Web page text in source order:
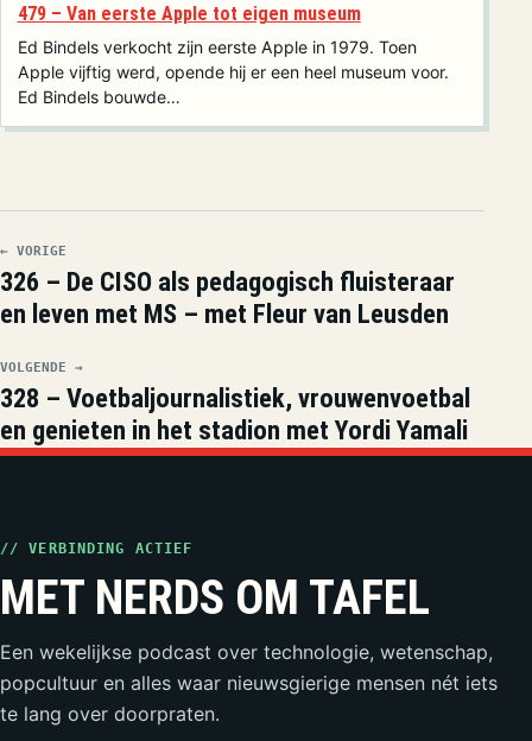
479 – Van eerste Apple tot eigen museum
Ed Bindels verkocht zijn eerste Apple in 1979. Toen
Apple vijftig werd, opende hij er een heel museum voor.
Ed Bindels bouwde…
← VORIGE
326 – De CISO als pedagogisch fluisteraar
en leven met MS – met Fleur van Leusden
VOLGENDE →
328 – Voetbaljournalistiek, vrouwenvoetbal
en genieten in het stadion met Yordi Yamali
// VERBINDING ACTIEF
MET NERDS OM TAFEL
Een wekelijkse podcast over technologie, wetenschap,
popcultuur en alles waar nieuwsgierige mensen nét iets
te lang over doorpraten.